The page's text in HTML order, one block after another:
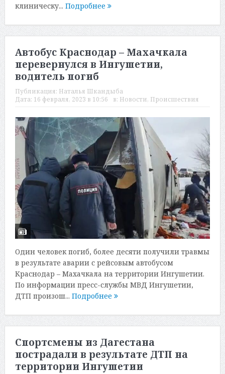
клиническу... Подробнее
Автобус Краснодар – Махачкала
перевернулся в Ингушетии,
водитель погиб
Публикация: Наталья Шкандыба
Дата: 16 февраля, 2023 в 10:56 в: Новости, Происшествия
Один человек погиб, более десяти получили травмы
в результате аварии с рейсовым автобусом
Краснодар – Махачкала на территории Ингушетии.
По информации пресс-службы МВД Ингушетии,
ДТП произош... Подробнее
Спортсмены из Дагестана
пострадали в результате ДТП на
территории Ингушетии